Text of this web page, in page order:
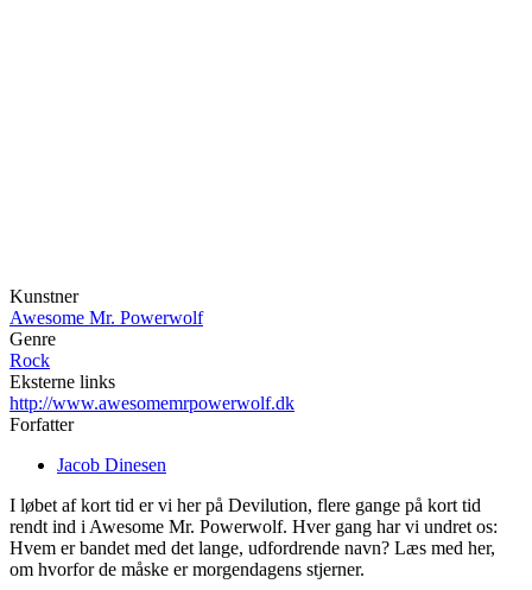
Kunstner
Awesome Mr. Powerwolf
Genre
Rock
Eksterne links
http://www.awesomemrpowerwolf.dk
Forfatter
Jacob Dinesen
I løbet af kort tid er vi her på Devilution, flere gange på kort tid
rendt ind i Awesome Mr. Powerwolf. Hver gang har vi undret os:
Hvem er bandet med det lange, udfordrende navn? Læs med her,
om hvorfor de måske er morgendagens stjerner.